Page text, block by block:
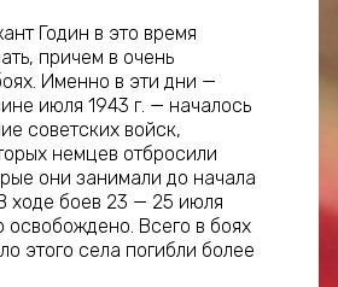
Годин в это время
причем в очень
Именно в эти дни —
июля 1943 г. — началось
советских войск,
немцев отбросили
они занимали до начала
ходе боев 23 — 25 июля
освобождено. Всего в боях
этого села погибли более